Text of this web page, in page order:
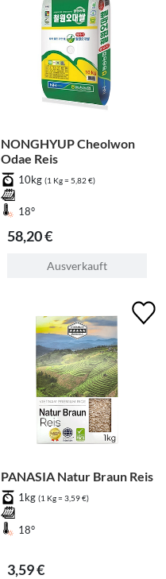
NONGHYUP Cheolwon
Odae Reis
10kg (1 Kg = 5,82 €)
18°
58,20 €
Ausverkauft
PANASIA Natur Braun Reis
1kg (1 Kg = 3,59 €)
18°
3,59 €